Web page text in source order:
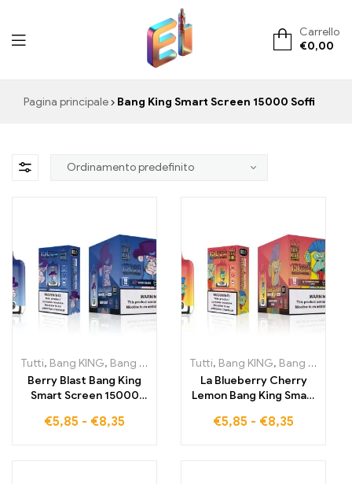
ElementVape.de
Carrello
€0,00
Pagina principale Bang King Smart Screen 15000 Soffi
Tutti, Bang KING, Bang King Smart Screen 15000 Soffi ,Sigarette
Berry Blast Bang King
Smart Screen 15000
svapo che combina gli
€5,85 - €8,35
Tutti, Bang KING, Bang King Smart Screen 15000 Soffi
La Blueberry Cherry
Lemon Bang King Smart
offre il controllo totale
€5,85 - €8,35